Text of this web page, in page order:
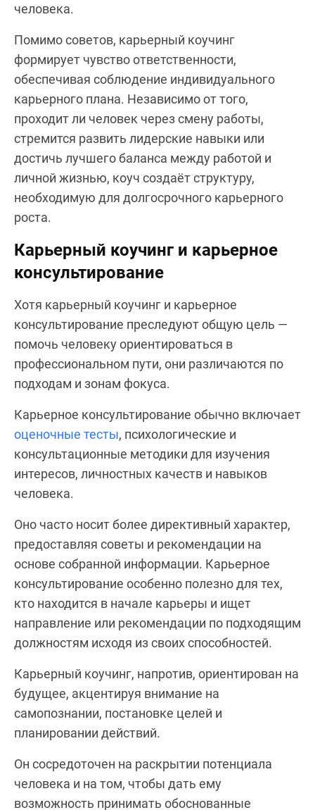
человека.
Помимо советов, карьерный коучинг
формирует чувство ответственности,
обеспечивая соблюдение индивидуального
карьерного плана. Независимо от того,
проходит ли человек через смену работы,
стремится развить лидерские навыки или
достичь лучшего баланса между работой и
личной жизнью, коуч создаёт структуру,
необходимую для долгосрочного карьерного
роста.
Карьерный коучинг и карьерное
консультирование
Хотя карьерный коучинг и карьерное
консультирование преследуют общую цель —
помочь человеку ориентироваться в
профессиональном пути, они различаются по
подходам и зонам фокуса.
Карьерное консультирование обычно включает
оценочные тесты, психологические и
консультационные методики для изучения
интересов, личностных качеств и навыков
человека.
Оно часто носит более директивный характер,
предоставляя советы и рекомендации на
основе собранной информации. Карьерное
консультирование особенно полезно для тех,
кто находится в начале карьеры и ищет
направление или рекомендации по подходящим
должностям исходя из своих способностей.
Карьeрный коучинг, напротив, ориентирован на
будущее, акцентируя внимание на
самопознании, постановке целей и
планировании действий.
Он сосредоточен на раскрытии потенциала
человека и на том, чтобы дать ему
возможность принимать обоснованные